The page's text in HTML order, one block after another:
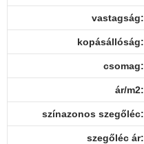
vastagság:
kopásállóság:
csomag:
ár/m2:
színazonos szegőléc:
szegőléc ár: